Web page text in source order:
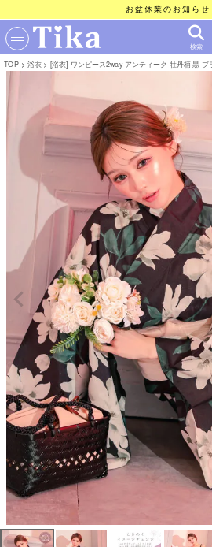
お盆休業のお知ら
検索
TOP 浴衣 [浴衣] ワンピース2way アンティーク 牡丹柄 黒